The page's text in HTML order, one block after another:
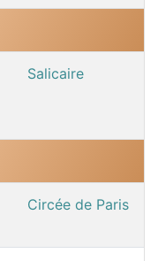
Salicaire
Circée de Paris